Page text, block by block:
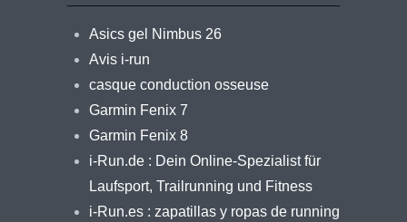
Asics gel Nimbus 26
Avis i-run
casque conduction osseuse
Garmin Fenix 7
Garmin Fenix 8
i-Run.de : Dein Online-Spezialist für
Laufsport, Trailrunning und Fitness
i-Run.es : zapatillas y ropas de running